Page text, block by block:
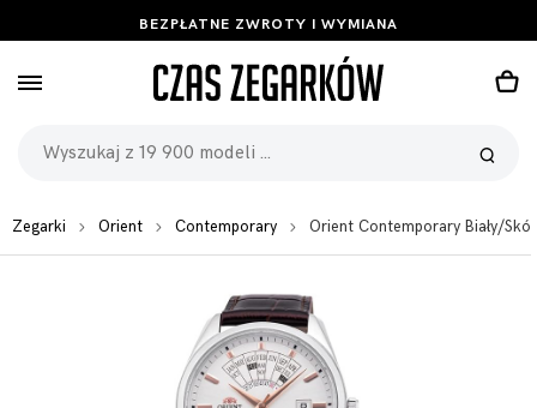
BEZPŁATNE ZWROTY I WYMIANA
Zegarki Orient Contemporary Orient Contemporary Biały/